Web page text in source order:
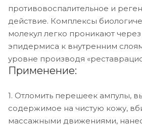
противовоспалительное и
действие. Комплексы
молекул легко проникают
эпидермиса к внутренним
уровне производя
Применение:
1. Отломить перешеек ампулы,
содержимое на чистую кожу,
массажными движениями,